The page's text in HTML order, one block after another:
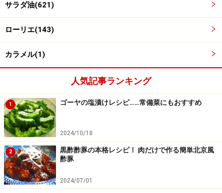
4
肉を色づくまで炒める。
菜を入れた鍋に加える。
サラダ油(621)
ローリエ(143)
カラメル(1)
人気記事ランキング
1 ゴーヤの塩漬けレシピ……常備菜にもおすすめ
2024/10/18
2
黒酢酢豚の本格レシピ！ 肉だけで作る簡単北京風
酢豚
2024/07/01